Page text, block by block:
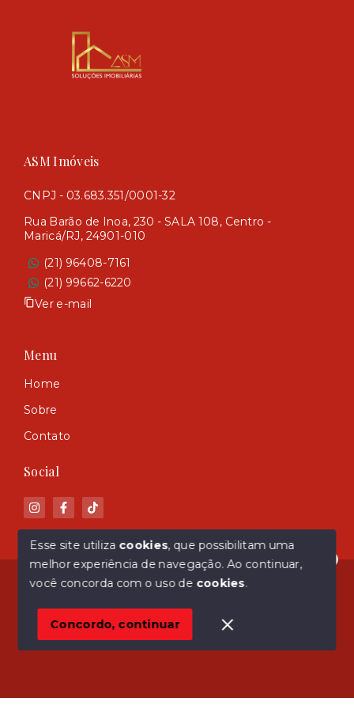
Olá! Estamos disponíveis para te ajudar.
ASM Imóveis
CNPJ - 03.683.351/0001-32
Rua Barão de Inoa, 230 - SALA 108, Centro -
Maricá/RJ, 24901-010
(21) 96408-7161
(21) 99662-6220
Ver e-mail
Menu
Home
Sobre
Contato
Social
© Copyright 2026 - ASM Imóveis - Todos os direitos
SITE PARA IMOBILIARIA
Esse site utiliza cookies, que possibilitam uma
melhor experiência de navegação.Ao continuar,
você concorda com o uso de cookies.
Concordo, continuar